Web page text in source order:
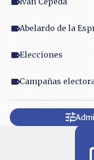
Abelardo de la
Elecciones
Campañas